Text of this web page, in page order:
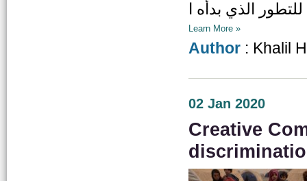
Learn More »
Author : Khalil
02 Jan 2020
Creative